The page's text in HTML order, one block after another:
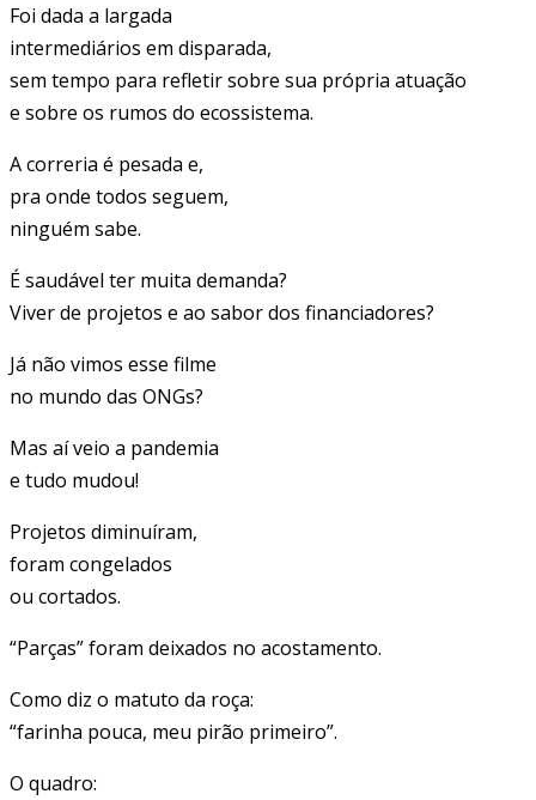
Foi dada a largada
intermediários em disparada,
sem tempo para refletir sobre sua própria atuação
e sobre os rumos do ecossistema.
A correria é pesada e,
pra onde todos seguem,
ninguém sabe.
É saudável ter muita demanda?
Viver de projetos e ao sabor dos financiadores?
Já não vimos esse filme
no mundo das ONGs?
Mas aí veio a pandemia
e tudo mudou!
Projetos diminuíram,
foram congelados
ou cortados.
“Parças” foram deixados no acostamento.
Como diz o matuto da roça:
“farinha pouca, meu pirão primeiro”.
O quadro: